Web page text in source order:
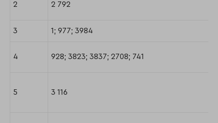
2 2 792
3 1; 977; 3984
4 928; 3823; 3837; 2708; 741
5 3 116